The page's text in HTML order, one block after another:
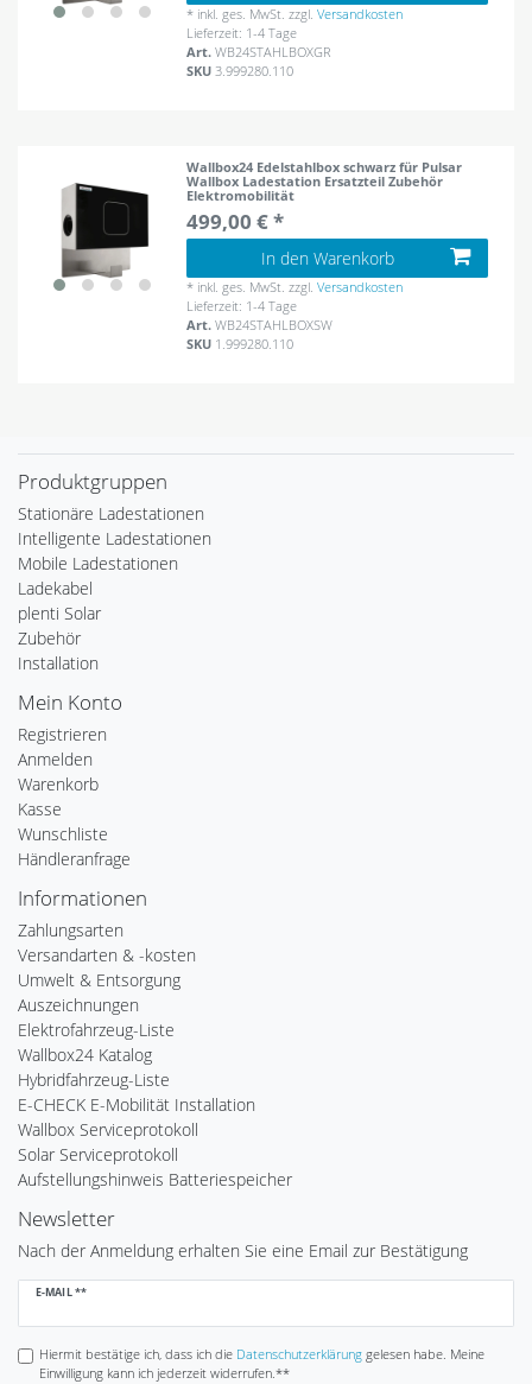
* inkl. ges. MwSt. zzgl.Versandkosten
Lieferzeit: 1-4 Tage
Art.WB24STAHLBOXGR
SKU3.999280.110
Wallbox24 Edelstahlbox schwarz für Pulsar
Wallbox Ladestation Ersatzteil Zubehör
Elektromobilität
499,00 € *
In den Warenkorb
* inkl. ges. MwSt. zzgl.Versandkosten
Lieferzeit: 1-4 Tage
Art.WB24STAHLBOXSW
SKU 1.999280.110
Produktgruppen
Stationäre Ladestationen
Intelligente Ladestationen
Mobile Ladestationen
Ladekabel
plenti Solar
Zubehör
Installation
Mein Konto
Registrieren
Anmelden
Warenkorb
Kasse
Wunschliste
Händleranfrage
Informationen
Zahlungsarten
Versandarten & -kosten
Umwelt & Entsorgung
Auszeichnungen
Elektrofahrzeug-Liste
Wallbox24 Katalog
Hybridfahrzeug-Liste
E-CHECK E-Mobilität Installation
Wallbox Serviceprotokoll
Solar Serviceprotokoll
Aufstellungshinweis Batteriespeicher
Newsletter
Nach der Anmeldung erhalten Sie eine Email zur Bestätigung
E-MAIL **
Newsletter
Hiermit bestätige ich, dass ich die Daten­schutz­erklärunggelesen habe. Meine
Einwilligung kann ich jederzeit widerrufen.**